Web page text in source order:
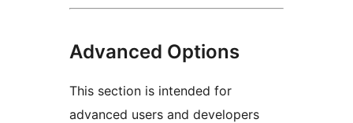
Advanced Options
This section is intended for
advanced users and developers